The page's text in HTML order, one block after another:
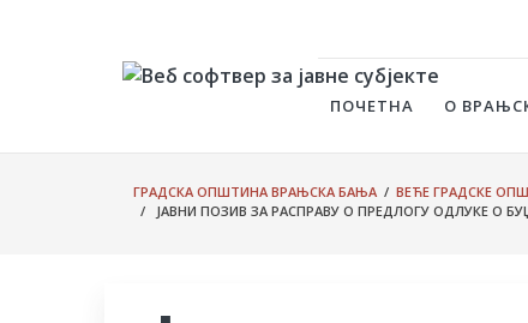
ПОЧЕТНА О
ГРАДСКА ОПШТИНА ВРАЊСКА БАЊА / ВЕЋЕ ГРАДСКЕ
/ ЈАВНИ ПОЗИВ ЗА РАСПРАВУ О ПРЕДЛОГУ ОДЛУКЕ О